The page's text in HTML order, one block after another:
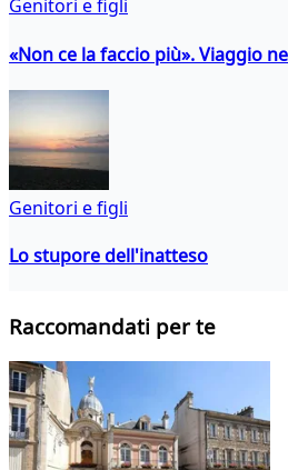
Genitori e figli
«Non ce la faccio più». Viaggio
Genitori e figli
Lo stupore dell'inatteso
Raccomandati per te